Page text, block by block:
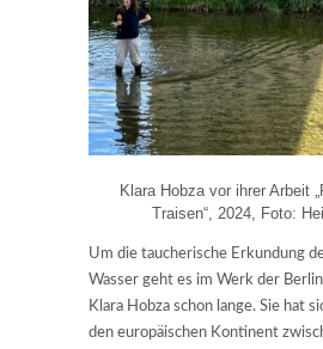
Klara Hobza vor ihrer Arbeit
Traisen“, 2024, Foto:
Um die taucherische Erkundung
Wasser geht es im Werk der
Klara Hobza schon lange. Sie hat
den europäischen Kontinent